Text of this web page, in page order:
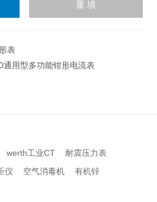
表
通用型多功能钳形电流表
werth工业CT
耐震压力表
仪 空气消毒机
有机锌